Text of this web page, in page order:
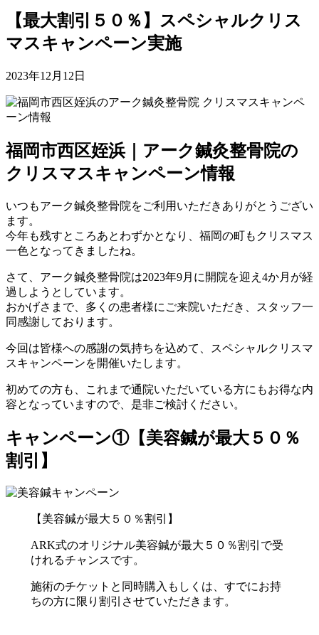
【最大割引５０％】スペシャルクリス
マスキャンペーン実施
2023年12月12日
福岡市西区姪浜｜アーク鍼灸整骨院の
クリスマスキャンペーン情報
いつもアーク鍼灸整骨院をご利用いただきありがとうござい
ます。
今年も残すところあとわずかとなり、福岡の町もクリスマス
一色となってきましたね。
さて、アーク鍼灸整骨院は2023年9月に開院を迎え4か月が経
過しようとしています。
おかげさまで、多くの患者様にご来院いただき、スタッフ一
同感謝しております。
今回は皆様への感謝の気持ちを込めて、スペシャルクリスマ
スキャンペーンを開催いたします。
初めての方も、これまで通院いただいている方にもお得な内
容となっていますので、是非ご検討ください。
キャンペーン①【美容鍼が最大５０％
割引】
【美容鍼が最大５０％割引】
ARK式のオリジナル美容鍼が最大５０％割引で受
けれるチャンスです。
施術のチケットと同時購入もしくは、すでにお持
ちの方に限り割引させていただきます。